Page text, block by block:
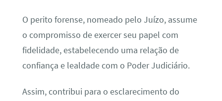
O perito forense, nomeado pelo Juízo, assume
o compromisso de exercer seu papel com
fidelidade, estabelecendo uma relação de
confiança e lealdade com o Poder Judiciário.
Assim, contribui para o esclarecimento do